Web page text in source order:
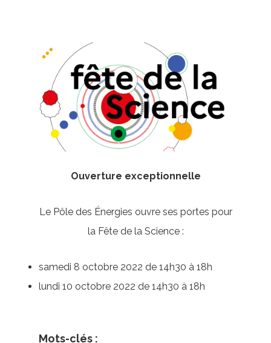
Ouverture exceptionnelle
Le Pôle des Énergies ouvre ses portes pour
la Fête de la Science :
samedi 8 octobre 2022 de 14h30 à 18h
lundi 10 octobre 2022 de 14h30 à 18h
Mots-clés :